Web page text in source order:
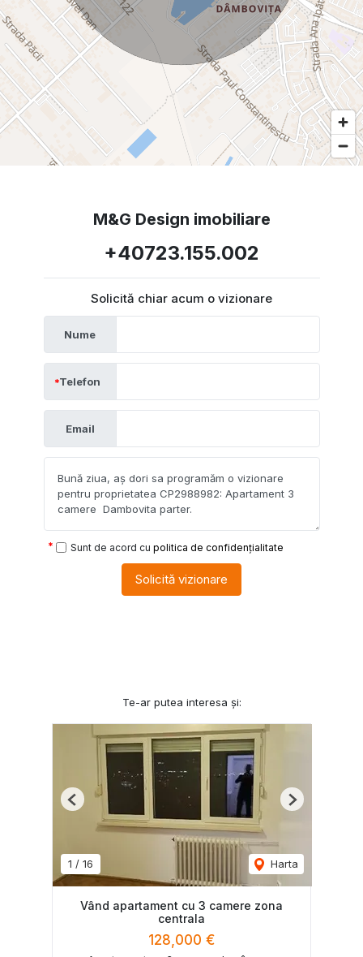
M&G Design imobiliare
+40723.155.002
Solicită chiar acum o vizionare
Nume
Telefon
Email
Sunt de acord cu politica de confidențialitate
Solicită vizionare
Te-ar putea interesa și:
1 / 16 Harta
Previous Next
Vând apartament cu 3 camere zona
centrala
128,000 €